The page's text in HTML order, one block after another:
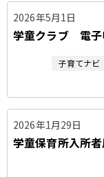
2026年5月1日
学童クラブ 電子
子育てナビ
2026年1月29日
学童保育所入所